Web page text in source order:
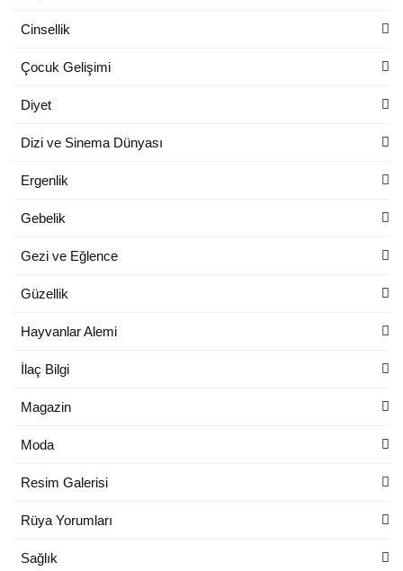
Cinsellik
Çocuk Gelişimi
Diyet
Dizi ve Sinema Dünyası
Ergenlik
Gebelik
Gezi ve Eğlence
Güzellik
Hayvanlar Alemi
İlaç Bilgi
Magazin
Moda
Resim Galerisi
Rüya Yorumları
Sağlık